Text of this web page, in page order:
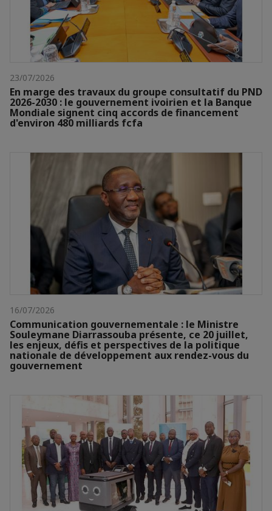
23/07/2026
En marge des travaux du groupe consultatif du PND
2026-2030 : le gouvernement ivoirien et la Banque
Mondiale signent cinq accords de financement
d'environ 480 milliards fcfa
16/07/2026
Communication gouvernementale : le Ministre
Souleymane Diarrassouba présente, ce 20 juillet,
les enjeux, défis et perspectives de la politique
nationale de développement aux rendez-vous du
gouvernement